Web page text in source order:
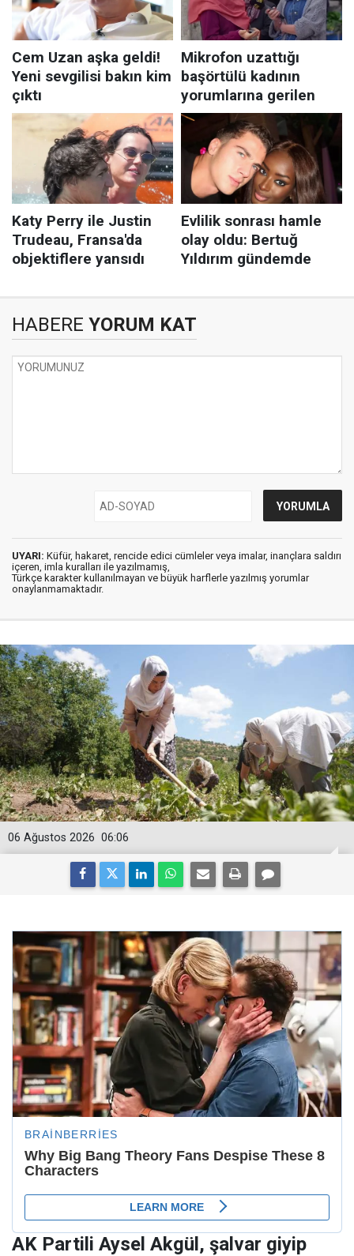
HABERE YORUM KAT
UYARI: Küfür, hakaret, rencide edici cümleler veya imalar, inançlara saldırı
içeren, imla kuralları ile yazılmamış,
Türkçe karakter kullanılmayan ve büyük harflerle yazılmış yorumlar
onaylanmamaktadır.
06:06
06 Ağustos 2026
AK Partili Aysel Akgül, şalvar giyip